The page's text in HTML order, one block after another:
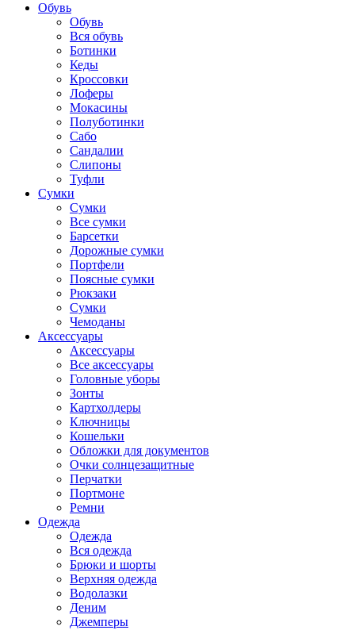
Обувь
Обувь
Вся обувь
Ботинки
Кеды
Кроссовки
Лоферы
Мокасины
Полуботинки
Сабо
Сандалии
Слипоны
Туфли
Сумки
Сумки
Все сумки
Барсетки
Дорожные сумки
Портфели
Поясные сумки
Рюкзаки
Сумки
Чемоданы
Аксессуары
Аксессуары
Все аксессуары
Головные уборы
Зонты
Картхолдеры
Ключницы
Кошельки
Обложки для документов
Очки солнцезащитные
Перчатки
Портмоне
Ремни
Одежда
Одежда
Вся одежда
Брюки и шорты
Верхняя одежда
Водолазки
Деним
Джемперы